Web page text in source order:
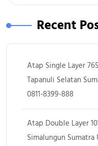
Recent
Atap Single Layer
Tapanuli Selatan
0811-8399-888
Atap Double Layer
Simalungun Sumatra